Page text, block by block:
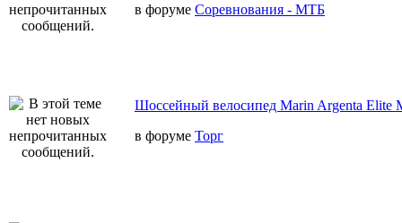
в форуме Соревнования - МТБ
Шоссейный велосипед Marin Argenta Elite
в форуме Торг